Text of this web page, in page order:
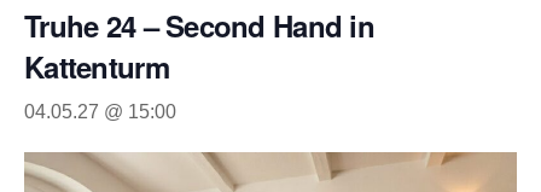
Truhe 24 – Second Hand in
Kattenturm
04.05.27 @ 15:00